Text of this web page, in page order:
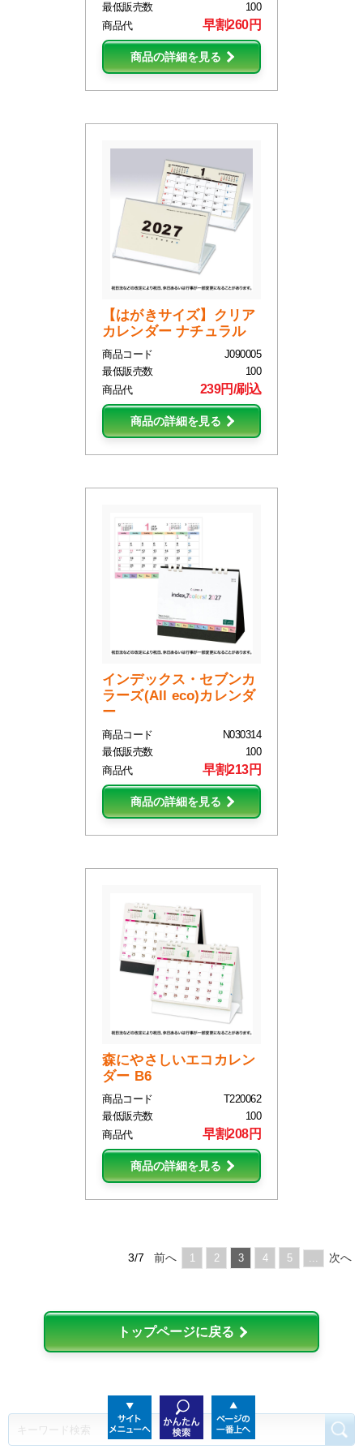
最低販売数
100
商品代
早割260円
商品の詳細を見る
【はがきサイズ】クリア
カレンダー ナチュラル
商品コード
J090005
最低販売数
100
商品代
239円/刷込
商品の詳細を見る
インデックス・セブンカ
ラーズ(All eco)カレンダ
ー
商品コード
N030314
最低販売数
100
商品代
早割213円
商品の詳細を見る
森にやさしいエコカレン
ダー B6
商品コード
T220062
最低販売数
100
商品代
早割208円
商品の詳細を見る
3/7 前へ 1 2 3 4 5 ... 次へ
トップページに戻る